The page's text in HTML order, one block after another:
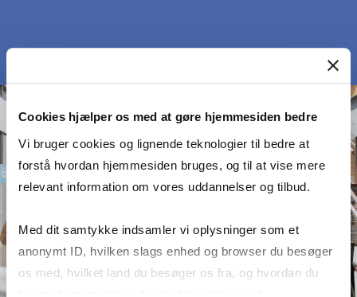
Cookies hjælper os med at gøre hjemmesiden bedre
Vi bruger cookies og lignende teknologier til bedre at
forstå hvordan hjemmesiden bruges, og til at vise mere
relevant information om vores uddannelser og tilbud.
Med dit samtykke indsamler vi oplysninger som et
anonymt ID, hvilken slags enhed og browser du besøger
os med, hvilket land du besøger os fra, og hvordan du